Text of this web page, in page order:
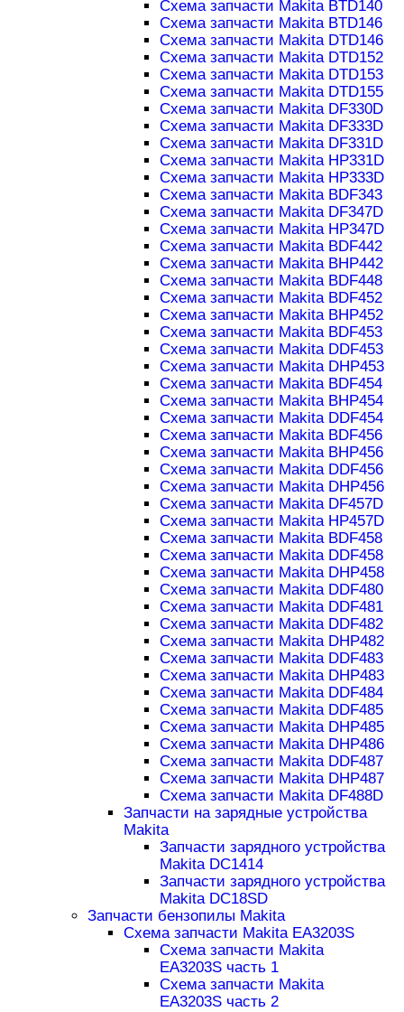
Схема запчасти Makita BTD140
Схема запчасти Makita BTD146
Схема запчасти Makita DTD146
Схема запчасти Makita DTD152
Схема запчасти Makita DTD153
Схема запчасти Makita DTD155
Схема запчасти Makita DF330D
Схема запчасти Makita DF333D
Схема запчасти Makita DF331D
Схема запчасти Makita HP331D
Схема запчасти Makita HP333D
Схема запчасти Makita BDF343
Схема запчасти Makita DF347D
Схема запчасти Makita HP347D
Схема запчасти Makita BDF442
Схема запчасти Makita BHP442
Схема запчасти Makita BDF448
Схема запчасти Makita BDF452
Схема запчасти Makita BHP452
Схема запчасти Makita BDF453
Схема запчасти Makita DDF453
Схема запчасти Makita DHP453
Схема запчасти Makita BDF454
Схема запчасти Makita BHP454
Схема запчасти Makita DDF454
Схема запчасти Makita BDF456
Схема запчасти Makita BHP456
Схема запчасти Makita DDF456
Схема запчасти Makita DHP456
Схема запчасти Makita DF457D
Схема запчасти Makita HP457D
Схема запчасти Makita BDF458
Схема запчасти Makita DDF458
Схема запчасти Makita DHP458
Схема запчасти Makita DDF480
Схема запчасти Makita DDF481
Схема запчасти Makita DDF482
Схема запчасти Makita DHP482
Схема запчасти Makita DDF483
Схема запчасти Makita DHP483
Схема запчасти Makita DDF484
Схема запчасти Makita DDF485
Схема запчасти Makita DHP485
Схема запчасти Makita DHP486
Схема запчасти Makita DDF487
Схема запчасти Makita DHP487
Схема запчасти Makita DF488D
Запчасти на зарядные устройства
Makita
Запчасти зарядного устройства
Makita DC1414
Запчасти зарядного устройства
Makita DC18SD
Запчасти бензопилы Makita
Схема запчасти Makita EA3203S
Схема запчасти Makita
EA3203S часть 1
Схема запчасти Makita
EA3203S часть 2